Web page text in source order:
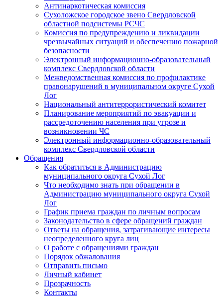
Антинаркотическая комиссия
Сухоложское городское звено Свердловской
областной подсистемы РСЧС
Комиссия по предупреждению и ликвидации
чрезвычайных ситуаций и обеспечению пожарной
безопасности
Электронный информационно-образовательный
комплекс Cвердловской области
Межведомственная комиссия по профилактике
правонарушений в муниципальном округе Сухой
Лог
Национальный антитеррористический комитет
Планирование мероприятий по эвакуации и
рассредоточению населения при угрозе и
возникновении ЧС
Электронный информационно-образовательный
комплекс Свердловской области
Обращения
Как обратиться в Администрацию
муниципального округа Сухой Лог
Что необходимо знать при обращении в
Администрацию муниципального округа Сухой
Лог
График приема граждан по личным вопросам
Законодательство в сфере обращений граждан
Ответы на обращения, затрагивающие интересы
неопределенного круга лиц
О работе с обращениями граждан
Порядок обжалования
Отправить письмо
Личный кабинет
Прозрачность
Контакты